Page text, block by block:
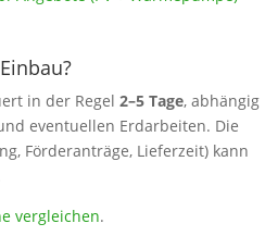
in der Regel 2–5 Tage, abhängig
eventuellen Erdarbeiten. Die
Förderanträge, Lieferzeit) kann
vergleichen.